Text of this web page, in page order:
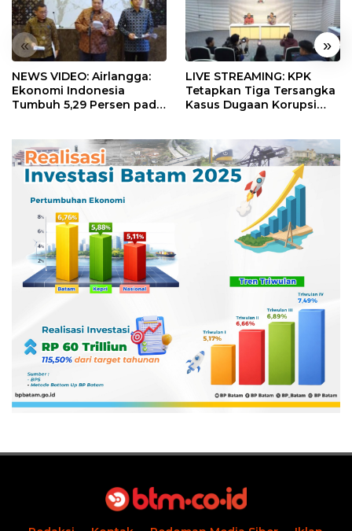
« »
NEWS VIDEO: Airlangga:
Ekonomi Indonesia
Tumbuh 5,29 Persen pada
LIVE STREAMING: KPK
Tetapkan Tiga Tersangka
Kasus Dugaan Korupsi